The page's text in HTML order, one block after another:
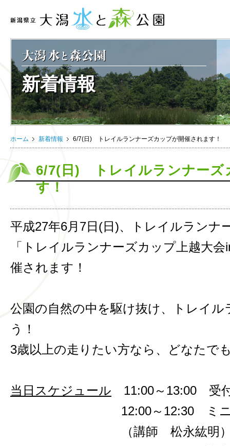
新着情報
ホーム 新着情報 6/7(日) トレイルランナーズカップが開催されます！
6/7(日) トレイルランナーズ
す！
平成27年6月7日(日)、トレイルランナ
「トレイルランナーズカップ上越大
催されます！
公園の自然の中を駆け抜け、トレイ
う！
3歳以上の走りたい方なら、どなたで
当日スケジュール 11:00～13:00 受
12:00～12:30 ミニ講
（講師 松永紘明